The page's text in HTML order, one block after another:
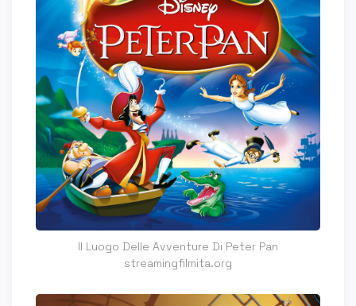
Il Luogo Delle Avventure Di Peter Pan
streamingfilmita.org